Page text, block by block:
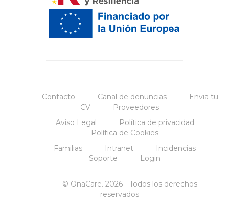
Contacto Canal de denuncias
Envia tu
CV
Proveedores
Aviso Legal
Política de privacidad
Política de Cookies
Familias
Intranet
Incidencias
Soporte
Login
© OnaCare. 2026 - Todos los derechos
reservados